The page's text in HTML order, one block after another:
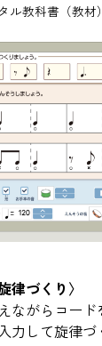
ル教科書（教
律づくり〉
ながらコー
力して旋律